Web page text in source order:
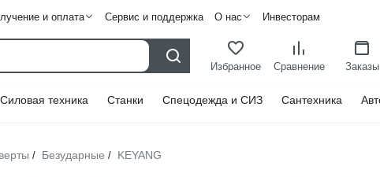
и оплата Сервис и поддержка О нас Инвесторам
Избранное Сравнение Заказы
Силовая техника Станки Спецодежда и СИЗ Сантехника
/ Безударные / KEYANG